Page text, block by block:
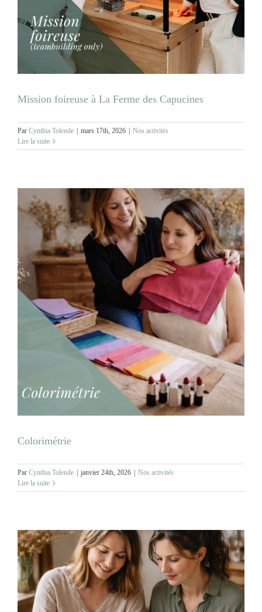
Mission foireuse à La Ferme des Capucines
Par Cynthia Tolende | mars 17th, 2026 | Nos activités
Lire la suite
Colorimétrie
Par Cynthia Tolende | janvier 24th, 2026 | Nos activités
Lire la suite